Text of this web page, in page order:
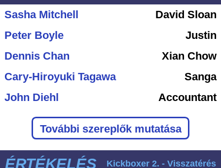
Sasha Mitchell
David Sloan
Peter Boyle
Justin
Dennis Chan
Xian Chow
Cary-Hiroyuki Tagawa
Sanga
John Diehl
Accountant
További szereplők mutatása
ÉRTÉKELÉS Kickboxer 2. - Visszatérés